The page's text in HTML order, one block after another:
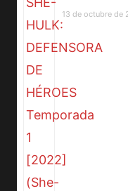
13 de octubre de